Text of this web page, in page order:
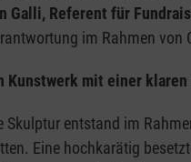
Galli, Referent für
im Rahmen von
Kunstwerk mit einer
Skulptur entstand im
Eine hochkarätig